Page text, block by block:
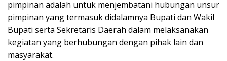
pimpinan adalah untuk menjembatani hubungan unsur
pimpinan yang termasuk didalamnya Bupati dan Wakil
Bupati serta Sekretaris Daerah dalam melaksanakan
kegiatan yang berhubungan dengan pihak lain dan
masyarakat.